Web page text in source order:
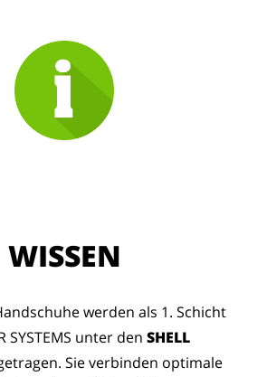
werden als 1. Schicht
SYSTEMS unter den SHELL
Sie verbinden optimale